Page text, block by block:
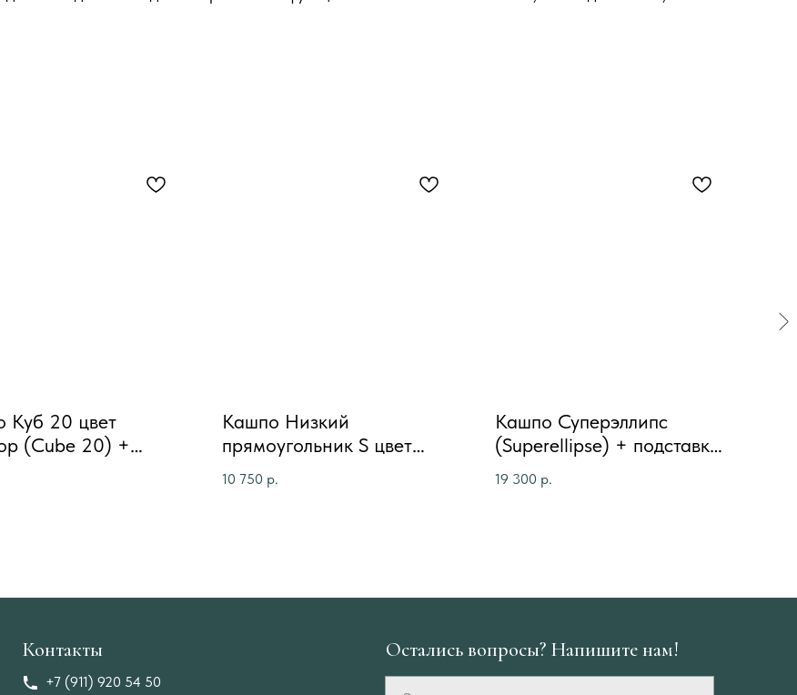
Куб 20 цвет
(Cube 20) +
из массива дуба
Кашпо Низкий
прямоугольник S цвет
мрамор (Low Rectangle S)
+ накладка из массива
10 750 р.
Кашпо Суперэллипс
(Superellipse) + подставка
из массива дуба
19 300 р.
Контакты Остались вопросы? Напишите нам!
+7 (911) 920 54 50